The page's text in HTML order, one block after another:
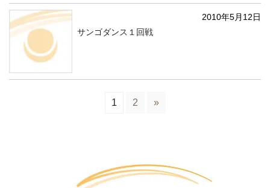
2010年5月12日
サンゴダンス１回戦
1 2 »